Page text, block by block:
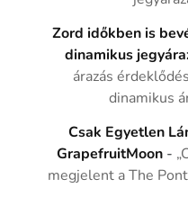
Zord időkben is
dinamikus
árazás
dinamikus
Csak Egyetlen
GrapefruitMoon -
megjelent a The